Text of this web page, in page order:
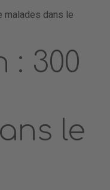
malades dans le
: 300
le